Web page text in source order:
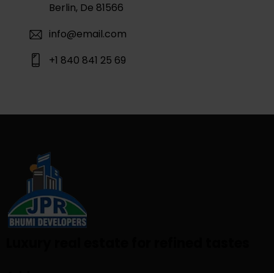
Berlin, De 81566
info@email.com
+1 840 841 25 69